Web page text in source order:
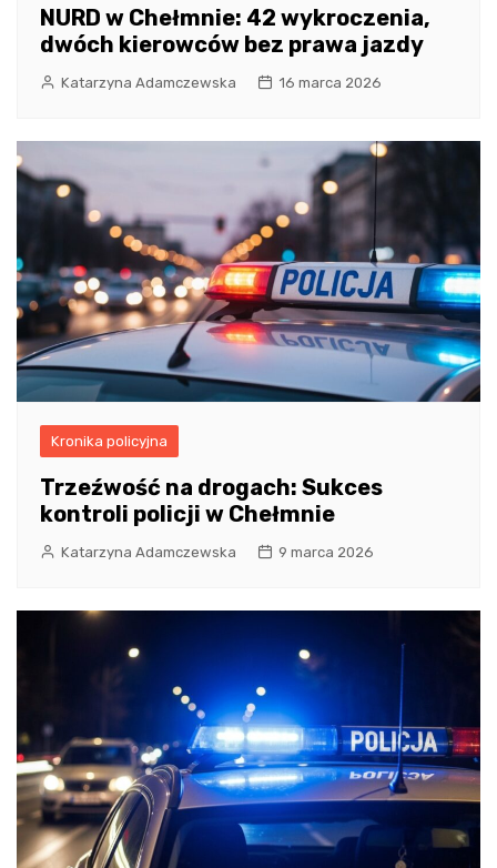
NURD w Chełmnie: 42 wykroczenia,
dwóch kierowców bez prawa jazdy
Katarzyna Adamczewska 16 marca 2026
Kronika policyjna
Trzeźwość na drogach: Sukces
kontroli policji w Chełmnie
Katarzyna Adamczewska 9 marca 2026